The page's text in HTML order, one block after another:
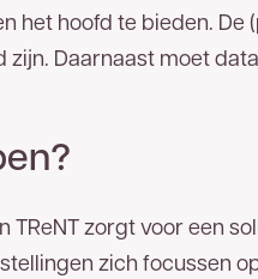
het hoofd te bieden.
Daarnaast moet
zorgt voor een
zich focussen